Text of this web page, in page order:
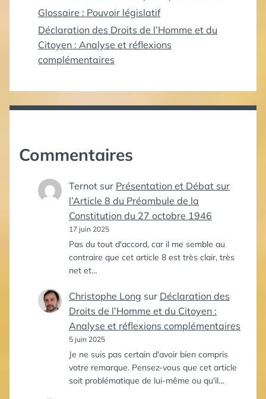
Glossaire : Pouvoir législatif
Déclaration des Droits de l’Homme et du
Citoyen : Analyse et réflexions
complémentaires
Commentaires
Ternot sur Présentation et Débat sur
l’Article 8 du Préambule de la
Constitution du 27 octobre 1946
17 juin 2025
Pas du tout d'accord, car il me semble au
contraire que cet article 8 est très clair, très
net et…
Christophe Long sur Déclaration des
Droits de l’Homme et du Citoyen :
Analyse et réflexions complémentaires
5 juin 2025
Je ne suis pas certain d'avoir bien compris
votre remarque. Pensez-vous que cet article
soit problématique de lui-même ou qu'il…